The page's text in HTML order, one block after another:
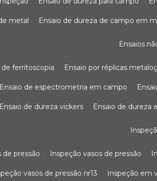
metal ensaio de dureza de campo em
ensaios
de ferritoscopia ensaio por réplicas
ensaio de espectrometria em campo
ensaio de dureza vickers ensaio de dureza
de pressão inspeção vasos de pressão
vasos de pressão nr13 inspeção em